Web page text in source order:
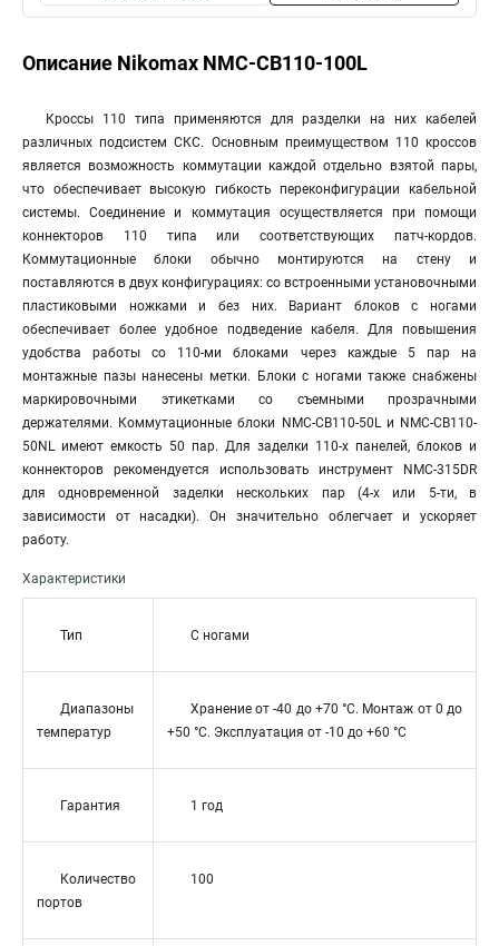
Описание Nikomax NMC-CB110-100L
Кроссы 110 типа применяются для разделки на них кабелей
различных подсистем СКС. Основным преимуществом 110 кроссов
является возможность коммутации каждой отдельно взятой пары,
что обеспечивает высокую гибкость переконфигурации кабельной
системы. Соединение и коммутация осуществляется при помощи
коннекторов 110 типа или соответствующих патч-кордов.
Коммутационные блоки обычно монтируются на стену и
поставляются в двух конфигурациях: со встроенными установочными
пластиковыми ножками и без них. Вариант блоков с ногами
обеспечивает более удобное подведение кабеля. Для повышения
удобства работы со 110-ми блоками через каждые 5 пар на
монтажные пазы нанесены метки. Блоки с ногами также снабжены
маркировочными этикетками со съемными прозрачными
держателями. Коммутационные блоки NMC-CB110-50L и NMC-CB110-
50NL имеют емкость 50 пар. Для заделки 110-х панелей, блоков и
коннекторов рекомендуется использовать инструмент NMC-315DR
для одновременной заделки нескольких пар (4-х или 5-ти, в
зависимости от насадки). Он значительно облегчает и ускоряет
работу.
Характеристики
Тип С ногами
Диапазоны
температур
Хранение от -40 до +70 °C. Монтаж от 0 до
+50 °C. Эксплуатация от -10 до +60 °C
Гарантия 1 год
Количество
портов
100